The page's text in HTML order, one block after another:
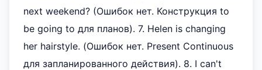
next weekend? (Ошибок нет. Конструкция to
be going to для планов). 7. Helen is changing
her hairstyle. (Ошибок нет. Present Continuous
для запланированного действия). 8. I can't